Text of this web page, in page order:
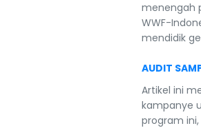
menengah
WWF-
mendidik
AUDIT
Artikel ini
kampanye
program